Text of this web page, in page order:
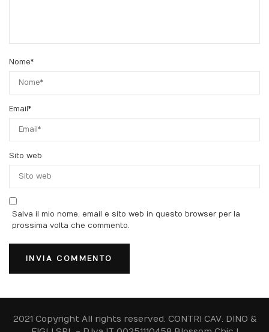
Nome*
Email *
Sito web
Salva il mio nome, email e sito web in questo browser per la
prossima volta che commento.
2021 Copyright All rights reserved. CONTRI CAV. DINO &